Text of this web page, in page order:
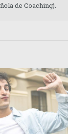
de Coaching).